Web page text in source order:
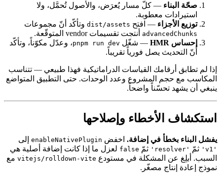
صحّة البناء— كلّ مسار يُعرَض، والأصول تُحمَّل، ولا
استيرادات معطوبة.
توزيع الأجزاء — افتحdist/assetsوتأكّد أنّ مجموعات
advancedChunksأنتجت تقسيمات vendor المتوقّعة.
إحساس HMR
— شغّل pnpm run dev، وعدّل مكوّناً، وتأكّد
أنّ التحديث يصل فورياً تقريباً.
إذا لم تطابق أرقامك القياسات الدراماتيكية فهذا طبيعي — تتناسب
المكاسب مع حجم المشروع وعدد الوحدات. حتى التطبيق المتواضع
ينبغي أن يشهد تحسّناً واضحاً.
استكشاف الأخطاء وإصلاحها
يفشل البناء بخطأ في إضافة.اخفض enableNativePluginإلى
ثمّ'resolver' ثمّfalseلعزل ما إذا كانت إضافة أصلية هي
السبب. أبلِغ عن المشكلة في مستودعvitejs/rolldown-viteمع
نموذج إعادة إنتاج مصغّر.